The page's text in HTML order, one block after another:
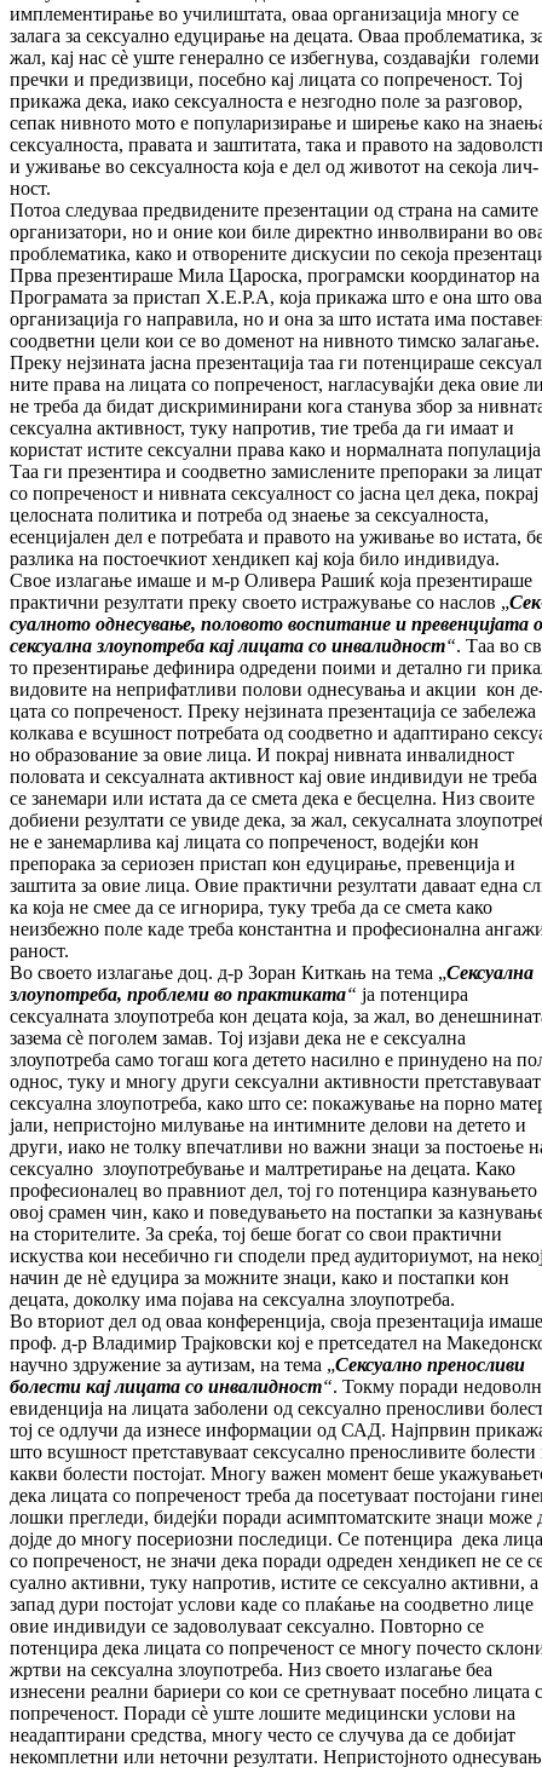
имплементирање во училиштата, оваа организација многу се
залага за сек­суал­но едуцирање на децата. Оваа про­бле­ма­ти­ка,
жал, кај нас сè уште генерално се из­бег­нува, создавајќи големи
пречки и пре­диз­вици, посебно кај лицата со попреченост. Тој
прикажа дека, иако сексуалноста е нез­год­но поле за разговор,
сепак нивното мото е популаризирање и ширење како на
сексуалноста, правата и заштитата, така и пра­во­то на
и уживање во сек­суал­носта која е дел од животот на секоја лич­
ност.
Потоа следуваа предвидените презентации од страна на самите
организатори, но и оние кои биле директно инволвирани во
про­бле­матика, како и отворените дискусии по се­која
Прва презентираше Мила Цароска, програмски координатор на
Про­­грамата за пристап Х.Е.Р.А, која при­ка­жа што е она што
организација го на­пра­­ви­ла, но и она за што истата има
соод­ветни цели кои се во доменот на нив­но­то тимско залагање.
Преку нејзината јасна пре­зентација таа ги потенцираше
ни­те права на лицата со попреченост, на­гла­су­вај­ќи дека овие
не треба да бидат дис­кри­минирани кога станува збор за
сек­суална активност, туку напротив, тие тре­ба да ги имаат и
користат истите сексуални пра­ва како и нормалната
Таа ги пре­зентира и соодветно замислените пре­по­ра­ки за
со попреченост и нивната сек­суалност со јасна цел дека, покрај
це­лос­на­та политика и потреба од знаење за сек­суал­носта,
есенцијален дел е потребата и пра­во­то на уживање во истата,
разлика на постоечкиот хендикеп кај која било ин­ди­ви­дуа.
Свое излагање имаше и м-р Оливера Ра­шиќ која презентираше
практични резултати пре­ку своето истражување со наслов „
суал­ното однесување, половото вос­пи­та­ние и превенцијата
сексуална злоу­по­тре­ба кај лицата со инвалидност“. Таа во
то презентирање дефинира одредени пои­ми и детално ги
видовите на не­при­фатливи полови однесувања и акции кон
цата со попреченост. Преку нејзината пре­зен­тација се забележа
колкава е всушност по­требата од соодветно и адаптирано
но образование за овие лица. И покрај нив­ната инвалидност
половата и сексуалната ак­тивност кај овие индивидуи не треба
се за­не­мари или истата да се смета дека е бес­цел­на. Низ своите
добиени резултати се уви­де дека, за жал, секусалната
не е занемарлива кај лицата со попреченост, во­деј­ќи кон
препорака за сериозен пристап кон еду­цирање, превенција и
заштита за овие ли­ца. Овие практични резултати даваат една
ка која не смее да се игнорира, туку тре­ба да се смета како
неизбежно поле каде тре­ба константна и професионална
ра­ност.
Во своето излагање доц. д-р Зоран Киткањ на тема „Сексуална
злоупотреба, проблеми во практиката“ ја потенцира
сексуалната зло­употреба кон децата која, за жал, во
зазема сè поголем замав. Тој из­ја­ви дека не е сексуална
злоупотреба само то­гаш кога детето насилно е принудено на
однос, туку и многу други сексуални ак­тивности претставуваат
сексуална злоу­по­тре­ба, како што се: покажување на порно
јали, непристојно милување на ин­тим­ни­те делови на детето и
други, иако не толку впе­чатливи но важни знаци за постоење
сек­суално злоупотребување и малтретирање на децата. Како
професионалец во правниот дел, тој го потенцира казнувањето
овој сра­мен чин, како и поведувањето на пос­тап­ки за
на сторителите. За среќа, тој беше богат со свои практични
искуства кои не­себично ги сподели пред аудиториумот, на
начин де нè едуцира за можните зна­ци, како и постапки кон
децата, доколку има појава на сексуална злоупотреба.
Во вториот дел од оваа конференција, своја пре­зентација
проф. д-р Владимир Трај­ковски кој е претседател на
научно здружение за аутизам, на тема „Сек­суално преносливи
болести кај лицата со инвалидност“. Токму поради
еви­денција на лицата заболени од сексуално пре­носливи
тој се од­лу­чи да изнесе ин­формации од САД. Нај­пр­вин
што всуш­ност прет­ста­ву­ва­ат сексусално пре­нос­ли­вите болести
как­ви болести постојат. Mногу важен момент бе­ше
дека лицата со по­пре­че­ност треба да по­се­ту­ваат постојани
лош­ки прегледи, би­деј­ќи поради асимп­то­мат­ските знаци може
дојде до многу по­се­риозни последици. Се по­тенцира дека
со попреченост, не зна­чи дека поради од­реден хендикеп не се
суално активни, туку напротив, истите се сек­суално активни,
запад дури постојат ус­лови каде со плаќање на соодветно лице
овие индивидуи се за­до­во­луваат сексуално. Пов­торно се
потенцира дека лицата со по­пре­ченост се многу по­чес­то
жртви на сексуална злоупотреба. Низ своето из­ла­га­ње беа
изнесени реални бариери со кои се срет­нуваат посебно лицата
попреченост. По­ради сè уште лошите медицински услови на
неадаптирани средства, многу често се слу­чува да се до­би­јат
некомплетни или не­точ­ни резултати. Не­прис­тојното